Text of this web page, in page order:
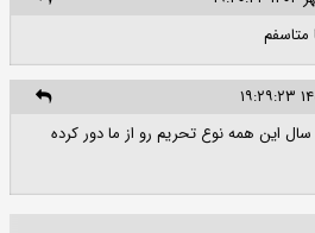
متاسفم
باز خدا عمرشون بده که لااقل 10 سال این همه نوع تحریم رو از ما دور کرده